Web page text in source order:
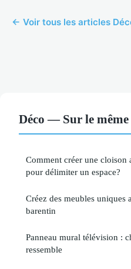
← Voir tous les articles
Déco — Sur le même
Comment créer une cloison
pour délimiter un espace?
Créez des meubles uniques
barentin
Panneau mural télévision :
ressemble